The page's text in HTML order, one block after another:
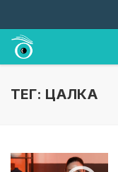
ТЕГ: ЦАЛКА